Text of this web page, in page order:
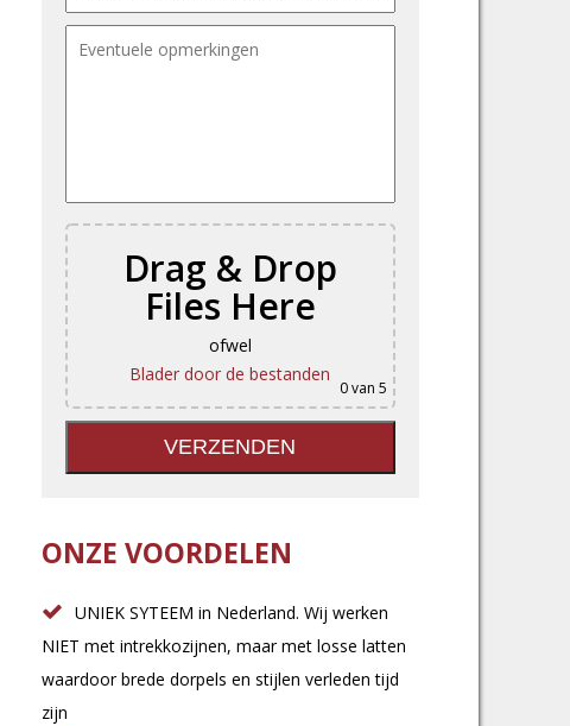
Drag & Drop
Files Here
ofwel
Blader door de bestanden
0van 5
ONZE VOORDELEN
UNIEK SYTEEM in Nederland. Wij werken
NIET met intrekkozijnen, maar met losse latten
waardoor brede dorpels en stijlen verleden tijd
zijn